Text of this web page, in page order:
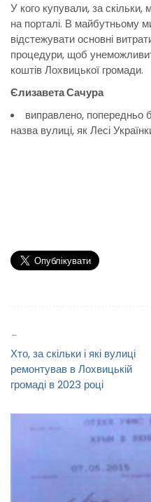
У кого купували, за
на порталі. В майбутньому
відстежувати основні
процедури, щоб
коштів Лохвицької громади.
Єлизавета Сачура
виправлено, попередньо
назва вулиці, як Лесі
Хто, за скільки і які вулиці
ремонтував в Лохвицькій
громаді в 2023 році